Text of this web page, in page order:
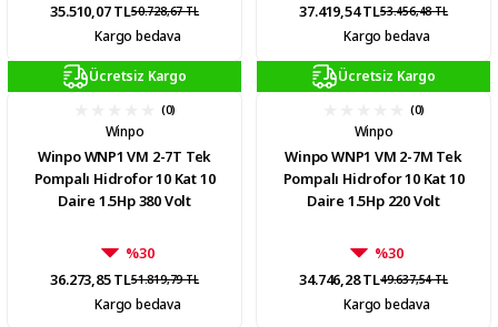
35.510,07 TL50.728,67 TL
Kargo bedava
37.419,54 TL53.456,48 TL
Kargo bedava
Ücretsiz Kargo
(0)
Winpo
Winpo WNP1 VM 2-7T Tek
Pompalı Hidrofor 10 Kat 10
Daire 1.5Hp 380 Volt
%30
36.273,85 TL51.819,79 TL
Kargo bedava
Ücretsiz Kargo
(0)
Winpo
Winpo WNP1 VM 2-7M Tek
Pompalı Hidrofor 10 Kat 10
Daire 1.5Hp 220 Volt
%30
34.746,28 TL49.637,54 TL
Kargo bedava